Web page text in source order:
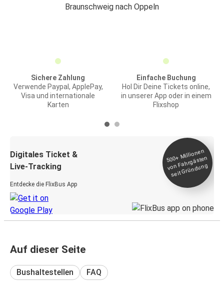
Braunschweig nach Oppeln
Sichere Zahlung
Verwende Paypal, ApplePay,
Visa und internationale
Karten
Einfache Buchung
Hol Dir Deine Tickets online,
in unserer App oder in einem
Flixshop
Digitales Ticket &
Live-Tracking
Entdecke die FlixBus App
500+
Millionen
von Fahrgästen
seit
Gründung
Auf dieser Seite
Bushaltestellen FAQ